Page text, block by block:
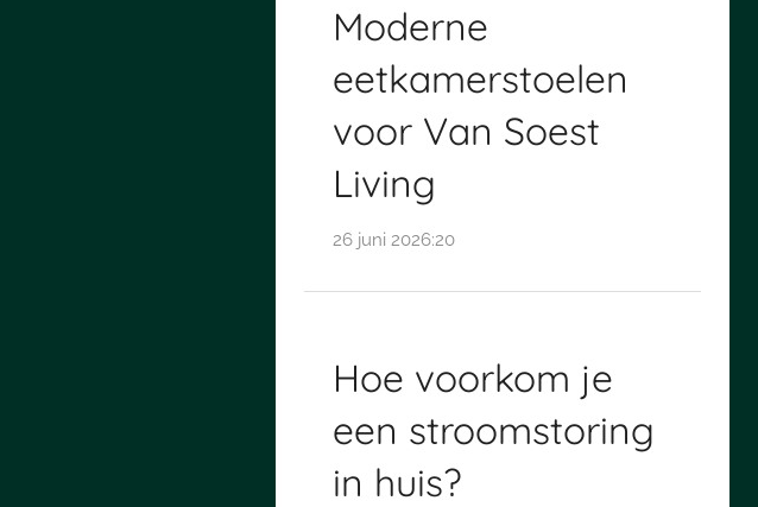
Moderne
eetkamerstoelen
voor Van Soest
Living
26 juni 2026:20
Hoe voorkom je
een stroomstoring
in huis?